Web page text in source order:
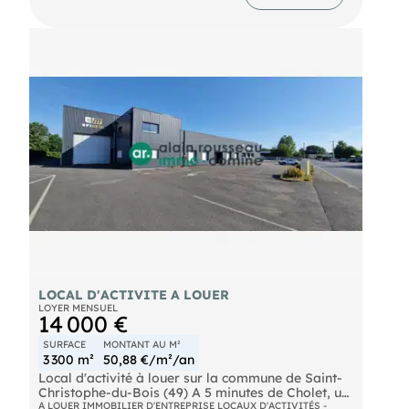
LOCAL D'ACTIVITE A LOUER
LOYER MENSUEL
14 000 €
SURFACE
3 300 m²
MONTANT AU M²
50,88 €/m²/an
Local d'activité à louer sur la commune de Saint-
Christophe-du-Bois (49) A 5 minutes de Cholet, un
A LOUER IMMOBILIER D'ENTREPRISE LOCAUX D'ACTIVITÉS -